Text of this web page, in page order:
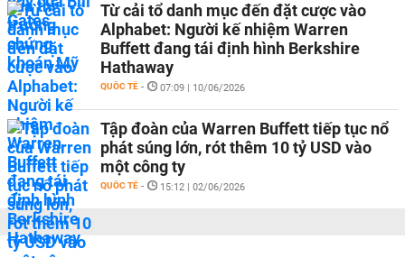
Từ cải tổ danh mục đến đặt cược vào
Alphabet: Người kế nhiệm Warren
Buffett đang tái định hình Berkshire
Hathaway
QUỐC TẾ - 07:09 | 10/06/2026
Tập đoàn của Warren Buffett tiếp tục nổ
phát súng lớn, rót thêm 10 tỷ USD vào
một công ty
QUỐC TẾ - 15:12 | 02/06/2026